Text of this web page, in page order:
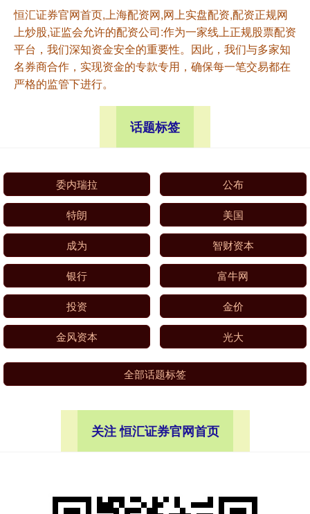
恒汇证券官网首页,上海配资网,网上实盘配资,配资正规网
上炒股,证监会允许的配资公司:作为一家线上正规股票配资
平台，我们深知资金安全的重要性。因此，我们与多家知
名券商合作，实现资金的专款专用，确保每一笔交易都在
严格的监管下进行。
话题标签
委内瑞拉 公布
特朗 美国
成为 智财资本
银行 富牛网
投资 金价
金风资本 光大
全部话题标签
关注 恒汇证券官网首页